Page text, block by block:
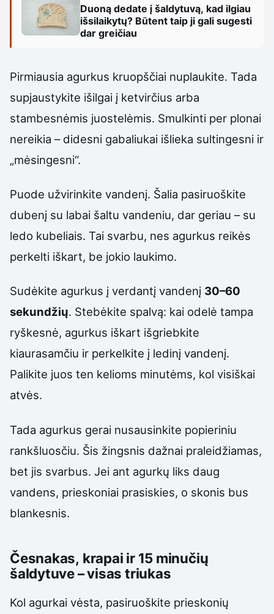
Duoną dedate į šaldytuvą, kad ilgiau
išsilaikytų? Būtent taip ji gali sugesti
dar greičiau
Pirmiausia agurkus kruopščiai nuplaukite. Tada
supjaustykite išilgai į ketvirčius arba
stambesnėmis juostelėmis. Smulkinti per plonai
nereikia – didesni gabaliukai išlieka sultingesni ir
„mėsingesni“.
Puode užvirinkite vandenį. Šalia pasiruoškite
dubenį su labai šaltu vandeniu, dar geriau – su
ledo kubeliais. Tai svarbu, nes agurkus reikės
perkelti iškart, be jokio laukimo.
Sudėkite agurkus į verdantį vandenį 30–60
sekundžių. Stebėkite spalvą: kai odelė tampa
ryškesnė, agurkus iškart išgriebkite
kiaurasamčiu ir perkelkite į ledinį vandenį.
Palikite juos ten kelioms minutėms, kol visiškai
atvės.
Tada agurkus gerai nusausinkite popieriniu
rankšluosčiu. Šis žingsnis dažnai praleidžiamas,
bet jis svarbus. Jei ant agurkų liks daug
vandens, prieskoniai prasiskies, o skonis bus
blankesnis.
Česnakas, krapai ir 15 minučių
šaldytuve – visas triukas
Kol agurkai vėsta, pasiruoškite prieskonių